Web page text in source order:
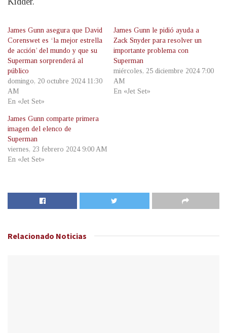
James Gunn asegura que David
Corenswet es ‘la mejor estrella
de acción’ del mundo y que su
Superman sorprenderá al
público
domingo, 20 octubre 2024 11:30
AM
En «Jet Set»
James Gunn le pidió ayuda a
Zack Snyder para resolver un
importante problema con
Superman
miércoles, 25 diciembre 2024 7:00
AM
En «Jet Set»
James Gunn comparte primera
imagen del elenco de
Superman
viernes, 23 febrero 2024 9:00 AM
En «Jet Set»
Relacionado Noticias